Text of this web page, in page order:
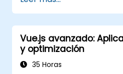
personalizados
innecesarias.
Vue.js avanzado:
y optimización
35 Horas